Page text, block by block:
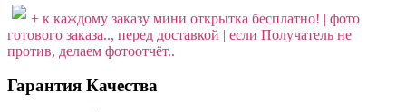
+ к каждому заказу мини открытка бесплатно! | фото
готового заказа.., перед доставкой | если Получатель не
против, делаем фотоотчёт..
Гарантия Качества